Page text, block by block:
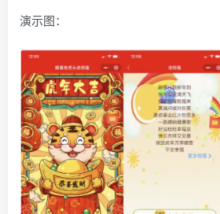
演示图：